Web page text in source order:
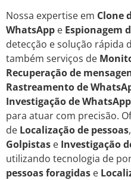
Nossa expertise em Clone
WhatsApp e Espionagem
detecção e solução rápida
também serviços de
Recuperação de
Rastreamento de
Investigação de WhatsApp
para atuar com precisão.
de Localização de pessoas
Golpistas e Investigação
utilizando tecnologia de
pessoas foragidas e